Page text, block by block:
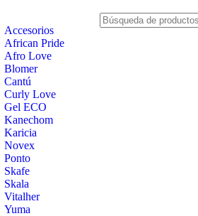
Accesorios
African Pride
Afro Love
Blomer
Cantú
Curly Love
Gel ECO
Kanechom
Karicia
Novex
Ponto
Skafe
Skala
Vitalher
Yuma